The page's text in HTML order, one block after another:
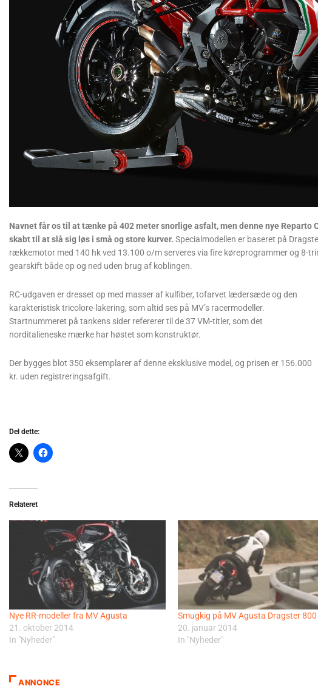
Navnet får os til at tænke på 402 meter snorlige asfalt, men denne nye Reparto
skabt til at slå sig løs i små og store kurver. Specialmodellen er baseret på
rækkemotor med 140 hk ved 13.100 o/m serveres via fire køreprogrammer og 8-
gearskift både op og ned uden brug af koblingen.
RC-udgaven er dresset op med masser af kulfiber, tofarvet lædersæde og den
karakteristisk tricolore-lakering, som altid ses på MV’s racermodeller.
Startnummeret på tankens sider refererer til de 37 VM-titler, som det
norditalieneske mærke har høstet som konstruktør.
Der bygges blot 350 eksemplarer af denne eksklusive model, og prisen er 156.000
kr. uden registreringsafgift.
Del dette:
Relateret
Nye RR-modeller fra MV Agusta
21. oktober 2014
In "Nyheder"
Smugkig på MV Agusta Dragster 800
20. januar 2014
In "Nyheder"
ANNONCE